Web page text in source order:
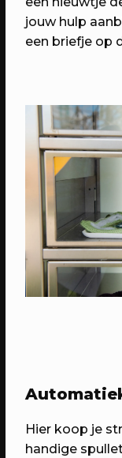
WEKEA:
Denk mee
huiskamer
Makers
Museum
(Digitale)
jouw hulp
een briefje op
Hier koop je
handige